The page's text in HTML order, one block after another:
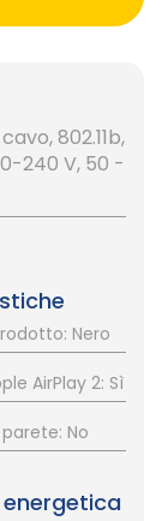
802.11b,
240 V, 50 -
Nero
AirPlay 2: Sì
No